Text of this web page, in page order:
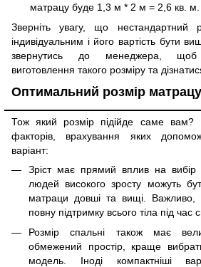
матрацу буде 1,3 м * 2 м = 2,6 кв. м.
Зверніть увагу, що нестандартний
індивідуальним і його вартість бути
звернутись до менеджера, щоб
виготовлення такого розміру та
Оптимальний розмір матрацу
Тож який розмір підійде саме вам?
факторів, врахування яких
варіант:
Зріст має прямий вплив на вибір
людей високого зросту можуть
матраци довші та вищі. Важливо,
повну підтримку всього тіла під час
Розмір спальні також має
обмежений простір, краще
модель. Іноді компактніші